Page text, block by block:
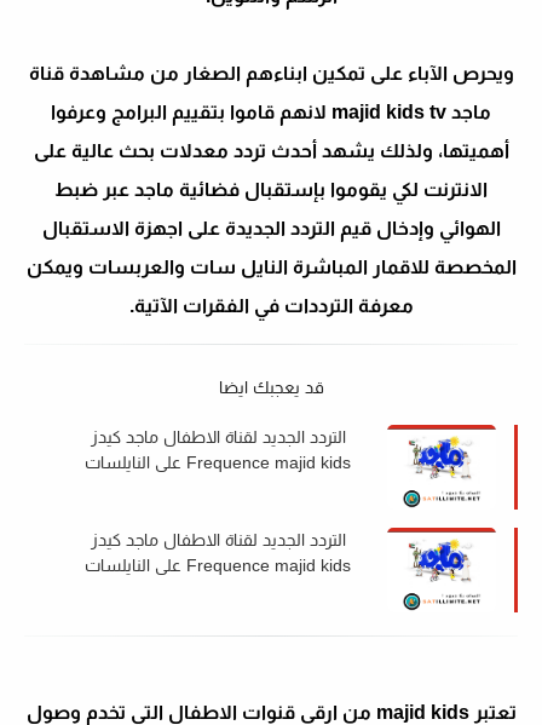
ويحرص الآباء على تمكين ابناءهم الصغار من مشاهدة قناة
ماجد majid kids tv لانهم قاموا بتقييم البرامج وعرفوا
أهميتها، ولذلك يشهد أحدث تردد معدلات بحث عالية على
الانترنت لكي يقوموا بإستقبال فضائية ماجد عبر ضبط
الهوائي وإدخال قيم التردد الجديدة على اجهزة الاستقبال
المخصصة للاقمار المباشرة النايل سات والعربسات ويمكن
معرفة الترددات في الفقرات الآتية.
قد يعجبك ايضا
التردد الجديد لقناة الاطفال ماجد كيدز
Frequence majid kids على النايلسات
التردد الجديد لقناة الاطفال ماجد كيدز
Frequence majid kids على النايلسات
تعتبر majid kids من ارقى قنوات الاطفال التي تخدم وصول